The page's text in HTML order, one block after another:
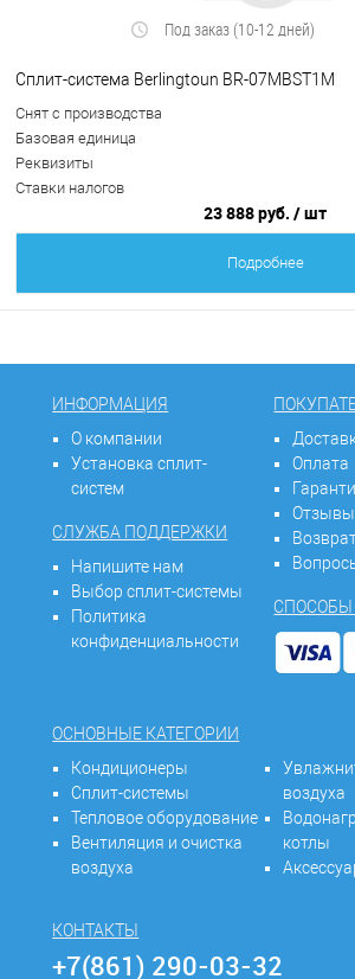
Под заказ (10-12 дней)
Сплит-система Berlingtoun BR-07MBST1M
Снят с производства
Базовая единица
Реквизиты
Ставки налогов
23 888 руб. / шт
Подробнее
ИНФОРМАЦИЯ
О компании
Установка сплит-
систем
СЛУЖБА ПОДДЕРЖКИ
Напишите нам
Выбор сплит-системы
Политика
конфиденциальности
Оплата
Отзывы
СПОСОБЫ
ОСНОВНЫЕ КАТЕГОРИИ
Кондиционеры
Сплит-системы
Тепловое оборудование
Вентиляция и очистка
воздуха
воздуха
котлы
КОНТАКТЫ
+7(861) 290-03-32